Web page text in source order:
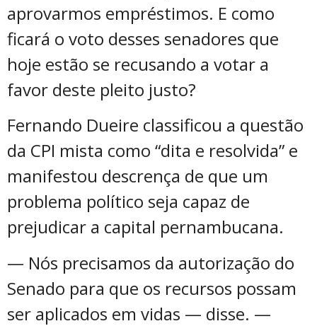
aprovarmos empréstimos. E como
ficará o voto desses senadores que
hoje estão se recusando a votar a
favor deste pleito justo?
Fernando Dueire classificou a questão
da CPI mista como “dita e resolvida” e
manifestou descrença de que um
problema político seja capaz de
prejudicar a capital pernambucana.
— Nós precisamos da autorização do
Senado para que os recursos possam
ser aplicados em vidas — disse. —